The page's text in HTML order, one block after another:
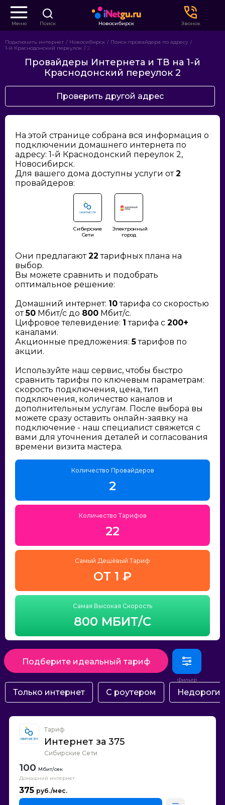
Меню Поиск Новосибирск Звонок
Подключить интернет Новосибирск
Поиск провайдера по адресу
1-й Краснодонский переулок
2
Провайдеры Интернета и ТВ на 1-й
Краснодонский переулок 2
Проверить другой адрес
На этой странице собрана вся информация о
подключении домашнего интернета по
адресу: 1-й Краснодонский переулок 2,
Новосибирск.
Для вашего дома доступны услуги от2
провайдеров:
Сибирские
Сети
Электронный
город
Они предлагают22 тарифных плана на
выбор.
Вы можете сравнить и подобрать
оптимальное решение:
Домашний интернет: 10тарифа со скоростью
от50 Мбит/с до 800 Мбит/с.
Цифровое телевидение: 1 тарифа с 200+
каналами.
Акционные предложения:5тарифов по
акции.
Используйте наш сервис, чтобы быстро
сравнить тарифы по ключевым параметрам:
скорость подключения, цена, тип
подключения, количество каналов и
дополнительным услугам. После выбора вы
можете сразу оставить онлайн-заявку на
подключение - наш специалист свяжется с
вами для уточнения деталей и согласования
времени визита мастера.
Количество Провайдеров
2
Количество Тарифов
22
Самый Дешёвый Тариф
ОТ 1 ₽
Самая Высокая Скорость
800 МБИТ/С
Подберите идеальный тариф
Только интернет С роутером Недорогие
Тариф
Интернет за 375
Сибирские Сети
100
Домашний интернет
375